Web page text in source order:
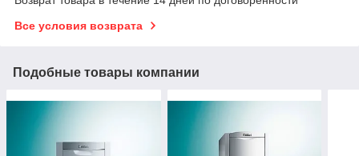
Все условия возврата
Подобные товары компании